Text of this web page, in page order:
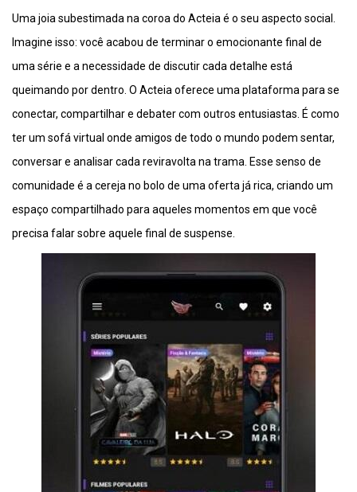
Uma joia subestimada na coroa do Acteia é o seu aspecto social.
Imagine isso: você acabou de terminar o emocionante final de
uma série e a necessidade de discutir cada detalhe está
queimando por dentro. O Acteia oferece uma plataforma para se
conectar, compartilhar e debater com outros entusiastas. É como
ter um sofá virtual onde amigos de todo o mundo podem sentar,
conversar e analisar cada reviravolta na trama. Esse senso de
comunidade é a cereja no bolo de uma oferta já rica, criando um
espaço compartilhado para aqueles momentos em que você
precisa falar sobre aquele final de suspense.